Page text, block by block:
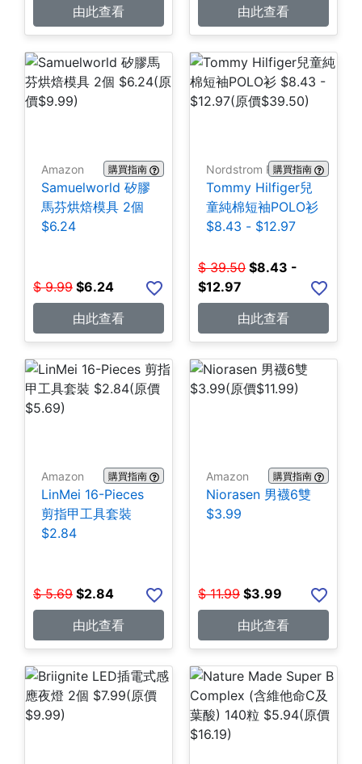
由此查看
由此查看
Amazon 購買指南
Samuelworld 矽膠
馬芬烘焙模具 2個
$6.24
$ 9.99 $6.24
由此查看
Nordstrom Rack購買指南
Tommy Hilfiger兒
童純棉短袖POLO衫
$8.43 - $12.97
$ 39.50 $8.43 -
$12.97
由此查看
Amazon 購買指南
LinMei 16-Pieces
剪指甲工具套裝
$2.84
$ 5.69 $2.84
由此查看
Amazon 購買指南
Niorasen 男襪6雙
$3.99
$ 11.99 $3.99
由此查看